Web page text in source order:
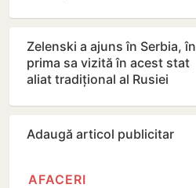
Zelenski a ajuns în Serbia, în
prima sa vizită în acest stat
aliat tradițional al Rusiei
Adaugă articol publicitar
AFACERI